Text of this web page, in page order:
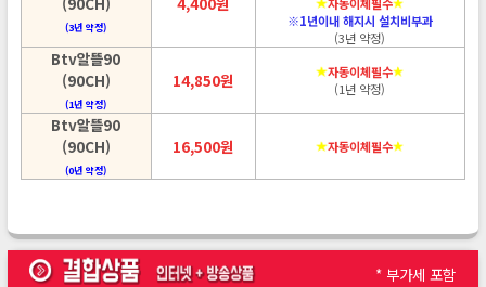
(3년 약정)
자동이체필수
※1년이내 해지시 설치비부과
(3년 약정)
Btv알뜰90
(90CH)
(1년 약정)
14,850원
자동이체필수
(1년 약정)
Btv알뜰90
(90CH)
(0년 약정)
16,500원 자동이체필수
* 부가세 포함